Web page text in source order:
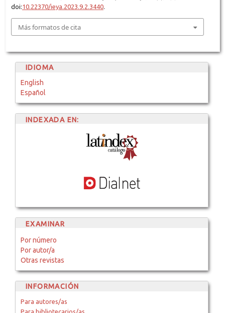
doi:10.22370/ieya.2023.9.2.3440.
Más formatos de cita
IDIOMA
English
Español
INDEXADA EN:
EXAMINAR
Por número
Por autor/a
Otras revistas
INFORMACIÓN
Para autores/as
Para bibliotecarios/as